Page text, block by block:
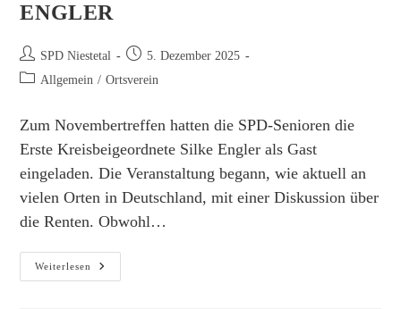
ENGLER
Beitrags-
Autor:
SPD Niestetal
Beitrag
veröffentlicht:
5. Dezember 2025
Beitrags-
Allgemein / Ortsverein
Zum Novembertreffen hatten die SPD-Senioren die
Erste Kreisbeigeordnete Silke Engler als Gast
eingeladen. Die Veranstaltung begann, wie aktuell an
vielen Orten in Deutschland, mit einer Diskussion über
die Renten. Obwohl…
Weiterlesen
SPD
AG